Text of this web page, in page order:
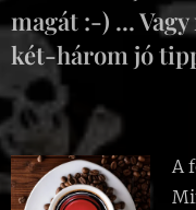
magát :-) ...
két-három jó
A